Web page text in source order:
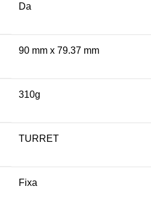
Da
90 mm x 79.37 mm
310g
TURRET
Fixa